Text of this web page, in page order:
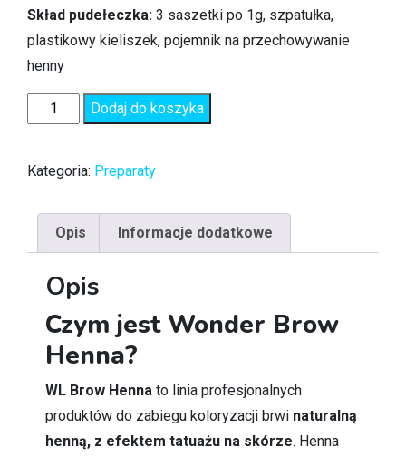
Skład pudełeczka: 3 saszetki po 1g, szpatułka,
plastikowy kieliszek, pojemnik na przechowywanie
henny
Dodaj do koszyka
Kategoria: Preparaty
Opis Informacje dodatkowe
Opis
Czym jest Wonder Brow
Henna?
WL Brow Henna to linia profesjonalnych
produktów do zabiegu koloryzacji brwi naturalną
henną, z efektem tatuażu na skórze. Henna